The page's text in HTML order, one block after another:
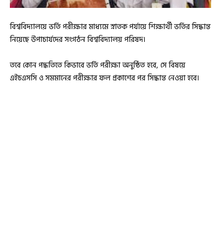
বিশ্ববিদ্যালয়ে ভর্তি পরীক্ষার মাধ্যমে স্নাতক পর্যায়ে শিক্ষার্থী ভর্তির সিদ্ধান্ত
নিয়েছে উপাচার্যদের সংগঠন বিশ্ববিদ্যালয় পরিষদ।
তবে কোন পদ্ধতিতে কিভাবে ভর্তি পরীক্ষা অনুষ্ঠিত হবে, সে বিষয়ে
এইচএসসি ও সমমানের পরীক্ষার ফল প্রকাশের পর সিদ্ধান্ত নেওয়া হবে।